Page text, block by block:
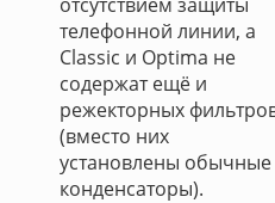
телефонной линии, а
Classic и Optima не
содержат ещё и
режекторных
(вместо них
установлены обычные
конденсаторы).